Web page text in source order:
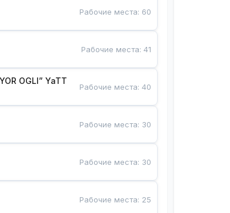
Рабочие места: 60
Рабочие места:41
OGLI” YaTT
Рабочие места:40
Рабочие места: 30
Рабочие места: 30
Рабочие места: 25